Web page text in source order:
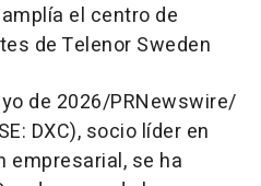
el centro de
de Telenor Sweden
de 2026/PRNewswire/
DXC), socio líder en
empresarial, se ha